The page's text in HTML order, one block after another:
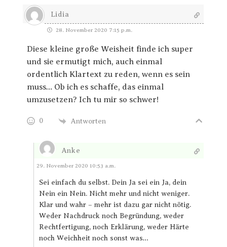
Lidia
28. November 2020 7:15 p.m.
Diese kleine große Weisheit finde ich super
und sie ermutigt mich, auch einmal
ordentlich Klartext zu reden, wenn es sein
muss… Ob ich es schaffe, das einmal
umzusetzen? Ich tu mir so schwer!
0 Antworten
Anke
Antworten
29. November 2020 10:53 a.m.
Sei einfach du selbst. Dein Ja sei ein Ja, dein
Nein ein Nein. Nicht mehr und nicht weniger.
Klar und wahr – mehr ist dazu gar nicht nötig.
Weder Nachdruck noch Begründung, weder
Rechtfertigung, noch Erklärung, weder Härte
noch Weichheit noch sonst was…